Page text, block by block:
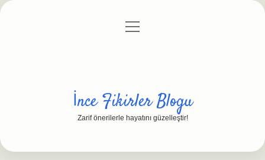
Gizlilik Politikası
menüyü
İnce Fikirler Blogu
Zarif önerilerle hayatını güzelleştir!